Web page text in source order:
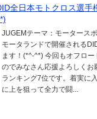
全日本モトクロス選
JUGEMテーマ：モータース
モータランドで開催される
ます！(*^-^*) 今回もオフロ
のでみなさん応援よろしく
ランキング7位です。着実に
に上を狙って全力で闘...